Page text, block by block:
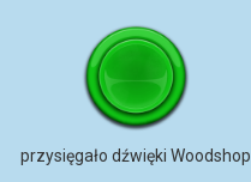
przysięgało dźwięki Woodshop